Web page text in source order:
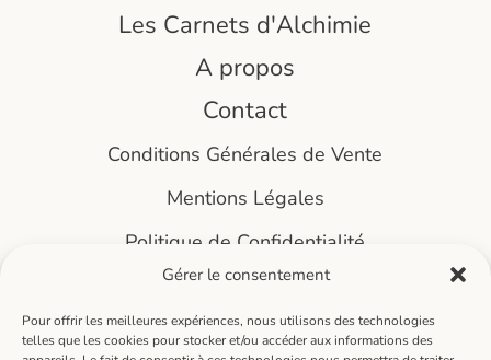
Gérer le consentement
Pour offrir les meilleures expériences, nous utilisons des technologies
telles que les cookies pour stocker et/ou accéder aux informations des
Les Carnets d'Alchimie
A propos
Contact
Conditions Générales de Vente
Mentions Légales
Politique de Confidentialité